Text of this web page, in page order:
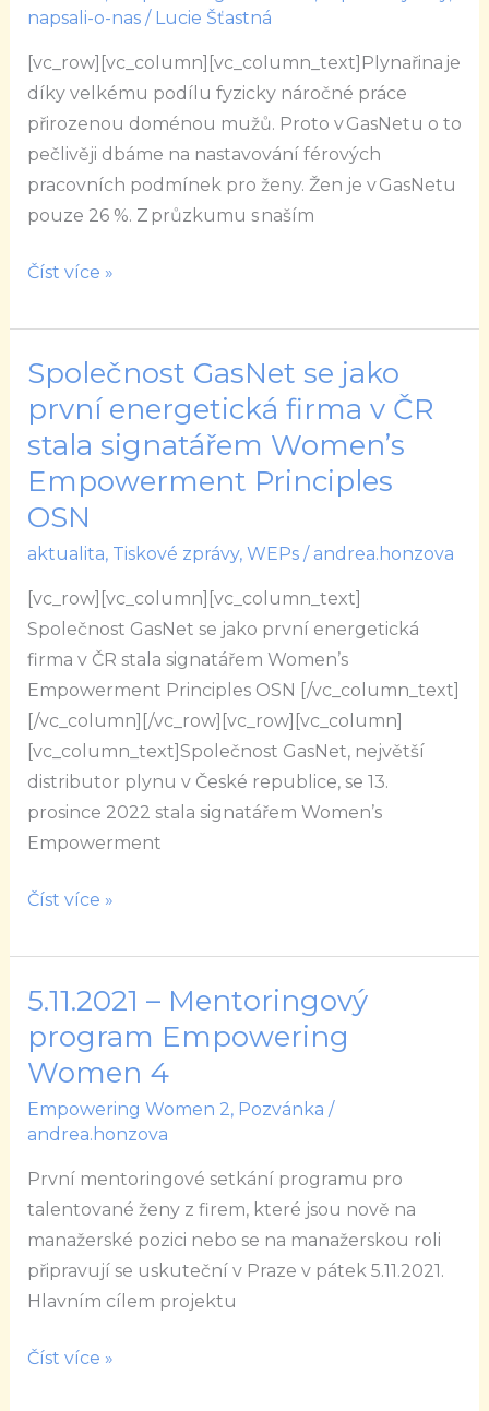
napsali-o-nas/ Lucie Šťastná
[vc_row][vc_column][vc_column_text]Plynařina je
díky velkému podílu fyzicky náročné práce
přirozenou doménou mužů. Proto v GasNetu o to
pečlivěji dbáme na nastavování férových
pracovních podmínek pro ženy. Žen je v GasNetu
pouze 26 %. Z průzkumu s naším
mentoringu
BPWCR
Číst více »
Společnost GasNet se jako
první energetická firma v ČR
stala signatářem Women’s
Empowerment Principles
OSN
aktualita, Tiskové zprávy, WEPs/ andrea.honzova
[vc_row][vc_column][vc_column_text]
Společnost GasNet se jako první energetická
firma v ČR stala signatářem Women’s
Empowerment Principles OSN [/vc_column_text]
[/vc_column][/vc_row][vc_row][vc_column]
[vc_column_text]Společnost GasNet, největší
distributor plynu v České republice, se 13.
prosince 2022 stala signatářem Women’s
Empowerment
Společnost
GasNet
se
jako
první
energetická
firma
stala
signatářem
Empowerment
Principles
OSN
Číst více »
5.11.2021 – Mentoringový
program Empowering
Women 4
Empowering Women 2, Pozvánka /
andrea.honzova
První mentoringové setkání programu pro
talentované ženy z firem, které jsou nově na
manažerské pozici nebo se na manažerskou roli
připravují se uskuteční v Praze v pátek 5.11.2021.
Hlavním cílem projektu
5.11.2021
–
Mentoringový
program
Empowering
4
Číst více »